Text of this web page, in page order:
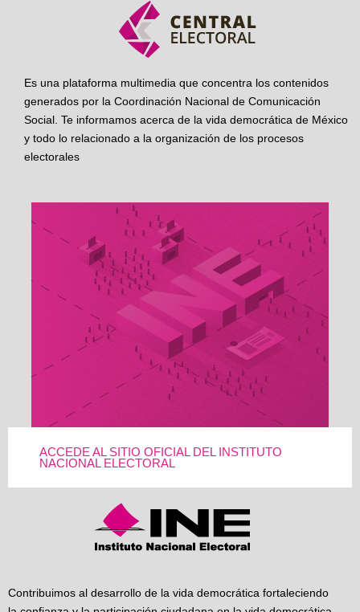
Es una plataforma multimedia que concentra los contenidos
generados por la Coordinación Nacional de Comunicación
Social. Te informamos acerca de la vida democrática de México
y todo lo relacionado a la organización de los procesos
electorales
ACCEDE AL SITIO OFICIAL DEL INSTITUTO
NACIONAL ELECTORAL
Contribuimos al desarrollo de la vida democrática fortaleciendo